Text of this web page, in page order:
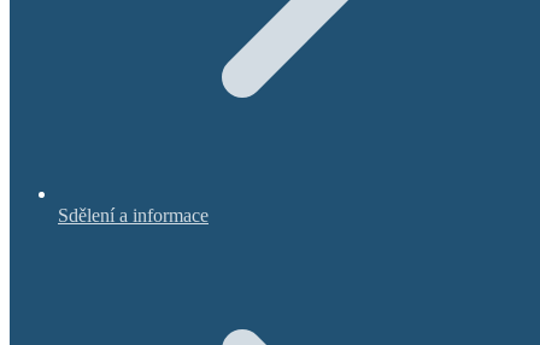
Sdělení a informace